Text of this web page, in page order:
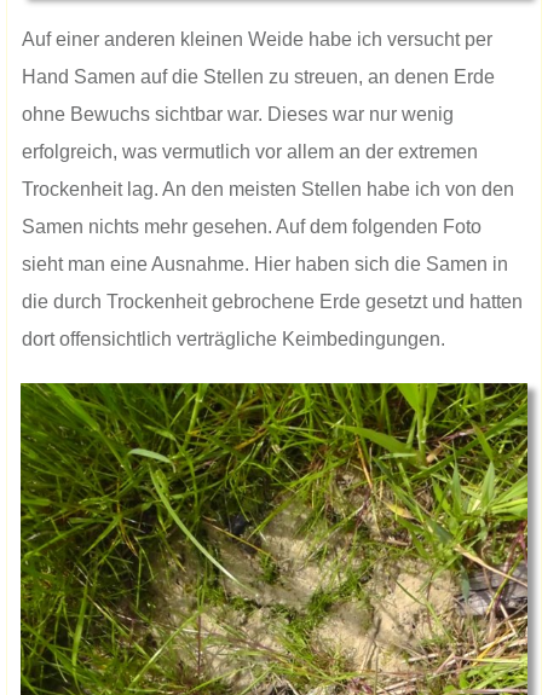
Auf einer anderen kleinen Weide habe ich versucht per
Hand Samen auf die Stellen zu streuen, an denen Erde
ohne Bewuchs sichtbar war. Dieses war nur wenig
erfolgreich, was vermutlich vor allem an der extremen
Trockenheit lag. An den meisten Stellen habe ich von den
Samen nichts mehr gesehen. Auf dem folgenden Foto
sieht man eine Ausnahme. Hier haben sich die Samen in
die durch Trockenheit gebrochene Erde gesetzt und hatten
dort offensichtlich verträgliche Keimbedingungen.